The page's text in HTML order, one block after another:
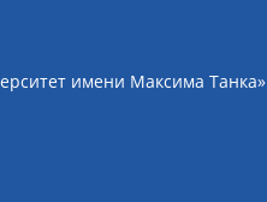
имени Максима Танка»